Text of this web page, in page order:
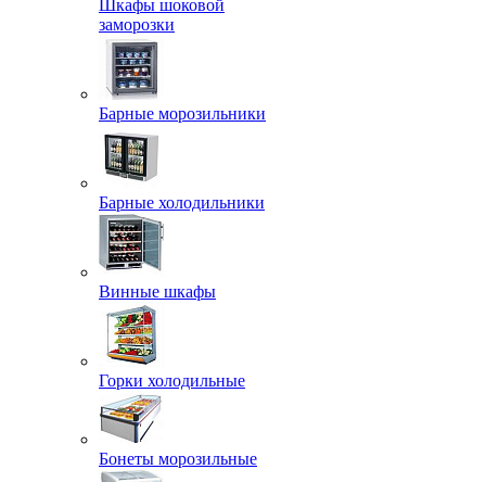
Шкафы шоковой
заморозки
Барные морозильники
Барные холодильники
Винные шкафы
Горки холодильные
Бонеты морозильные